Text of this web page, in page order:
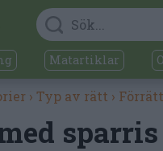
Matartiklar
› Typ av rätt ›
sparris